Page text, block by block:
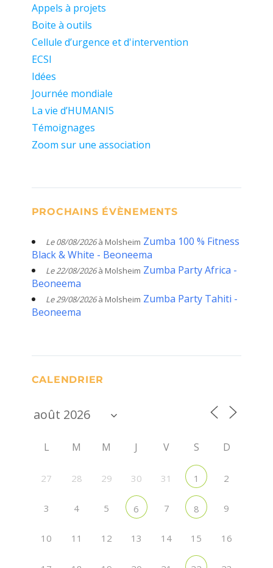
Appels à projets
Boite à outils
Cellule d’urgence et d'intervention
ECSI
Idées
Journée mondiale
La vie d’HUMANIS
Témoignages
Zoom sur une association
PROCHAINS ÉVÈNEMENTS
Le 08/08/2026à Molsheim Zumba 100 % Fitness
Black & White - Beoneema
Le 22/08/2026à Molsheim Zumba Party Africa -
Beoneema
Le 29/08/2026à Molsheim Zumba Party Tahiti -
Beoneema
CALENDRIER
L M M J V S D
27 28 29 30 31 1 2
3 4 5 6 7 8 9
10 11 12 13 14 15 16